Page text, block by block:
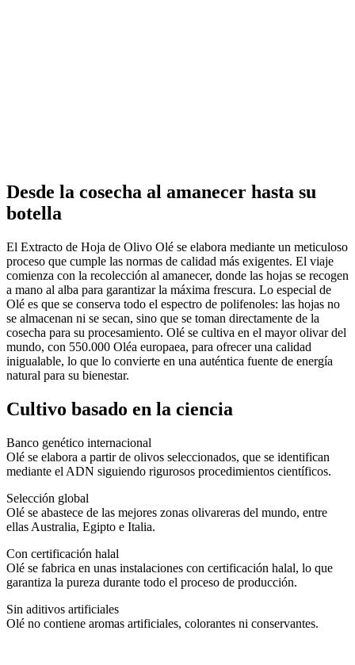
Desde la cosecha al amanecer hasta su
botella
El Extracto de Hoja de Olivo Olé se elabora mediante un meticuloso
proceso que cumple las normas de calidad más exigentes. El viaje
comienza con la recolección al amanecer, donde las hojas se recogen
a mano al alba para garantizar la máxima frescura. Lo especial de
Olé es que se conserva todo el espectro de polifenoles: las hojas no
se almacenan ni se secan, sino que se toman directamente de la
cosecha para su procesamiento. Olé se cultiva en el mayor olivar del
mundo, con 550.000 Oléa europaea, para ofrecer una calidad
inigualable, lo que lo convierte en una auténtica fuente de energía
natural para su bienestar.
Cultivo basado en la ciencia
Banco genético internacional
Olé se elabora a partir de olivos seleccionados, que se identifican
mediante el ADN siguiendo rigurosos procedimientos científicos.
Selección global
Olé se abastece de las mejores zonas olivareras del mundo, entre
ellas Australia, Egipto e Italia.
Con certificación halal
Olé se fabrica en unas instalaciones con certificación halal, lo que
garantiza la pureza durante todo el proceso de producción.
Sin aditivos artificiales
Olé no contiene aromas artificiales, colorantes ni conservantes.